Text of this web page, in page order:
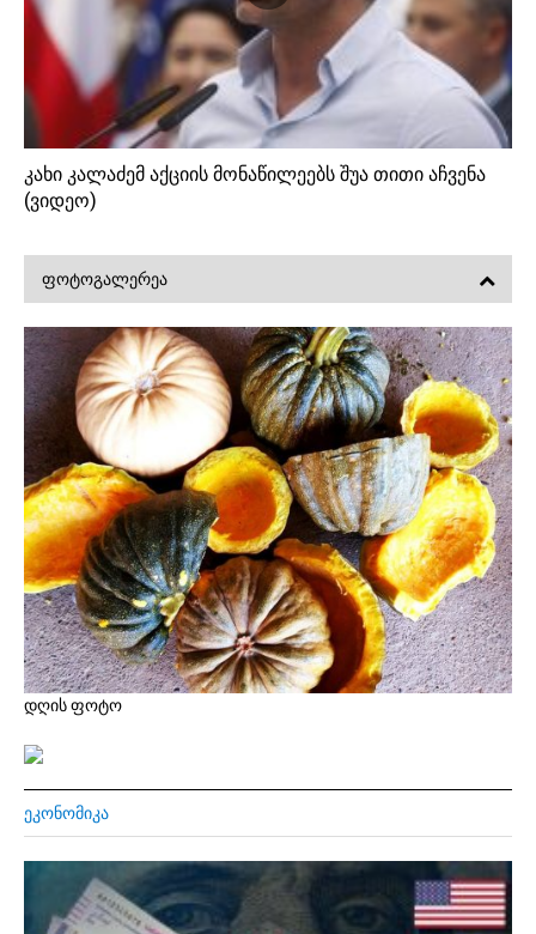
კახი კალაძემ აქციის მონაწილეებს შუა თითი აჩვენა
(ვიდეო)
ᲤᲝᲢᲝᲒᲐᲚᲔᲠᲔᲐ
დღის ფოტო
ᲔᲙᲝᲜᲝᲛᲘᲙᲐ